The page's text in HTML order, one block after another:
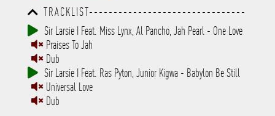
TRACKLIST--------------------------------
-----------------------------------------
-----------------------------------------
-----------------------------------------
-----------------------------------------
-------------
Sir Larsie I Feat. Miss Lynx, Al Pancho, Jah Pearl - One Love
Praises To Jah
Dub
Sir Larsie I Feat. Ras Pyton, Junior Kigwa - Babylon Be Still
Universal Love
Dub